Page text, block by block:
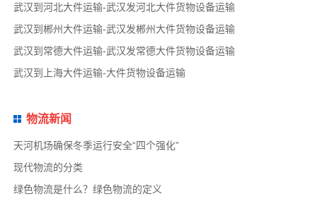
武汉到河北大件运输-武汉发河北大件货物设备运输
武汉到郴州大件运输-武汉发郴州大件货物设备运输
武汉到常德大件运输-武汉发常德大件货物设备运输
武汉到上海大件运输-大件货物设备运输
物流新闻
天河机场确保冬季运行安全“四个强化”
现代物流的分类
绿色物流是什么？绿色物流的定义